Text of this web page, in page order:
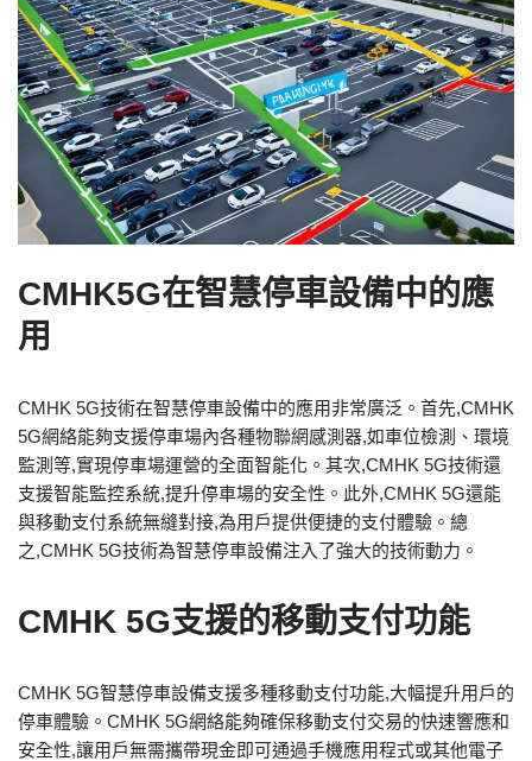
CMHK5G在智慧停車設備中的應
用
CMHK 5G技術在智慧停車設備中的應用非常廣泛。首先,CMHK
5G網絡能夠支援停車場內各種物聯網感測器,如車位檢測、環境
監測等,實現停車場運營的全面智能化。其次,CMHK 5G技術還
支援智能監控系統,提升停車場的安全性。此外,CMHK 5G還能
與移動支付系統無縫對接,為用戶提供便捷的支付體驗。總
之,CMHK 5G技術為智慧停車設備注入了強大的技術動力。
CMHK 5G支援的移動支付功能
CMHK 5G智慧停車設備支援多種移動支付功能,大幅提升用戶的
停車體驗。CMHK 5G網絡能夠確保移動支付交易的快速響應和
安全性,讓用戶無需攜帶現金即可通過手機應用程式或其他電子